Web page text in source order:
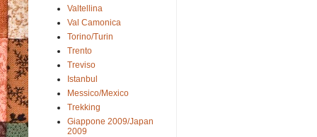
Valtellina
Val Camonica
Torino/Turin
Trento
Treviso
Istanbul
Messico/Mexico
Trekking
Giappone 2009/Japan
2009